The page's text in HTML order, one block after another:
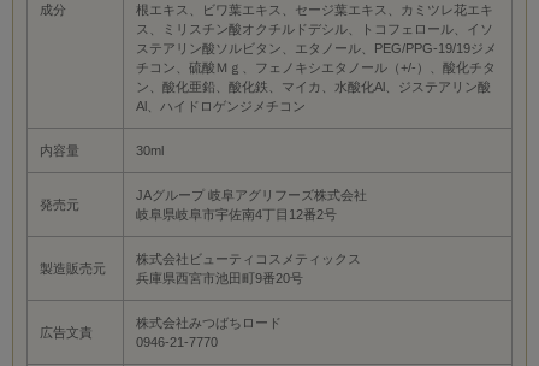
成分
根エキス、ビワ葉エキス、セージ葉エキス、カミツレ花エキ
ス、ミリスチン酸オクチルドデシル、トコフェロール、イソ
ステアリン酸ソルビタン、エタノール、PEG/PPG-19/19ジメ
チコン、硫酸Ｍｇ、フェノキシエタノール（+/-）、酸化チタ
ン、酸化亜鉛、酸化鉄、マイカ、水酸化Al、ジステアリン酸
Al、ハイドロゲンジメチコン
内容量 30ml
発売元
JAグループ 岐阜アグリフーズ株式会社
岐阜県岐阜市宇佐南4丁目12番2号
製造販売元
株式会社ビューティコスメティックス
兵庫県西宮市池田町9番20号
広告文責
株式会社みつばちロード
0946-21-7770